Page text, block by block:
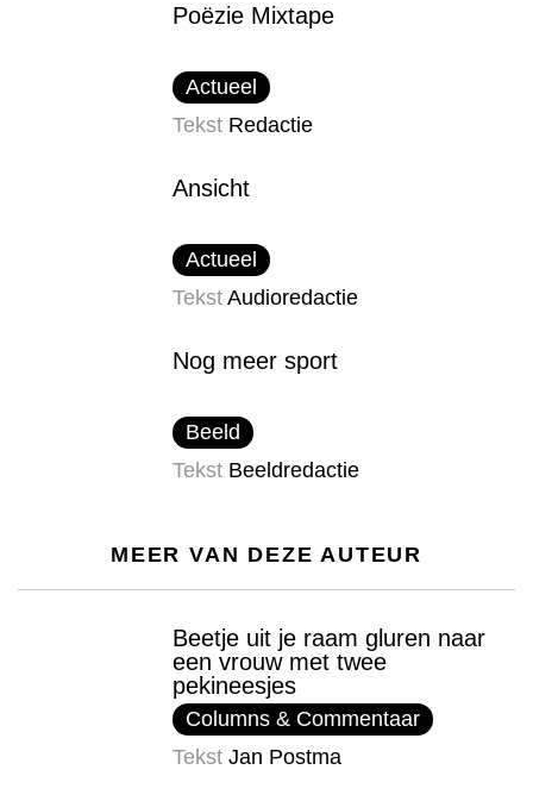
Poëzie Mixtape
Actueel
Tekst Redactie
Ansicht
Actueel
Tekst Audioredactie
Nog meer sport
Beeld
Tekst Beeldredactie
MEER VAN DEZE AUTEUR
Beetje uit je raam gluren naar
een vrouw met twee
pekineesjes
Columns & Commentaar
Tekst Jan Postma